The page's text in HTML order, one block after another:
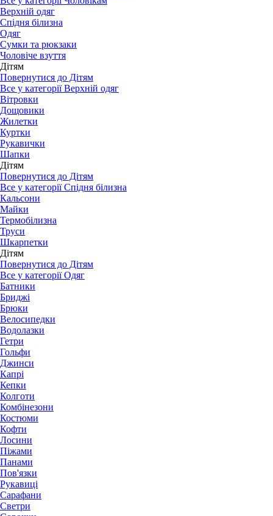
Верхній одяг
Спідня білизна
Одяг
Сумки та рюкзаки
Чоловіче взуття
Дітям
Повернутися до Дітям
Все у категорії Верхній одяг
Вітровки
Дощовики
Жилетки
Куртки
Рукавички
Шапки
Дітям
Повернутися до Дітям
Все у категорії Спідня білизна
Кальсони
Майки
Термобілизна
Труси
Шкарпетки
Дітям
Повернутися до Дітям
Все у категорії Одяг
Батники
Бриджі
Брюки
Велосипедки
Водолазки
Гетри
Гольфи
Джинси
Капрі
Кепки
Колготи
Комбінезони
Костюми
Кофти
Лосини
Піжами
Панами
Пов'язки
Рукавиці
Сарафани
Светри